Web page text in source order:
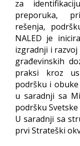
za
preporuka,
rešenja,
NALED je
izgradnji i
građevinskih
praksi kroz
podršku i obuke
u saradnji sa
podršku
U saradnji sa
prvi Strateški